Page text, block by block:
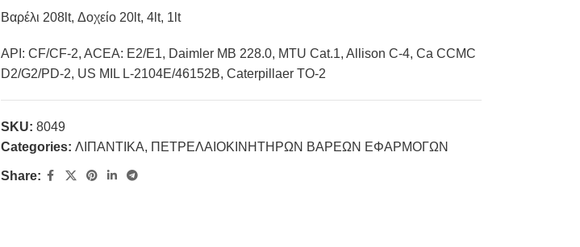
Βαρέλι 208lt, Δοχείο 20lt, 4lt, 1lt
API: CF/CF-2, ACEA: E2/E1, Daimler MB 228.0, MTU Cat.1, Allison C-4, Ca CCMC
D2/G2/PD-2, US MIL L-2104E/46152B, Caterpillaer TO-2
SKU: 8049
Categories: ΛΙΠΑΝΤΙΚΑ, ΠΕΤΡΕΛΑΙΟΚΙΝΗΤΗΡΩΝ ΒΑΡΕΩΝ ΕΦΑΡΜΟΓΩΝ
Share: